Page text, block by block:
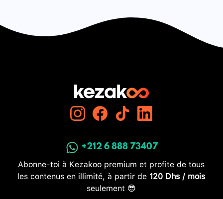
+212 6 888 73407
Abonne-toi à Kezakoo premium et profite de tous
les contenus en illimité, à partir de 120 Dhs / mois
seulement 😎